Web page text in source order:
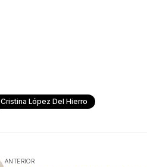
Cristina López Del Hierro
ANTERIOR